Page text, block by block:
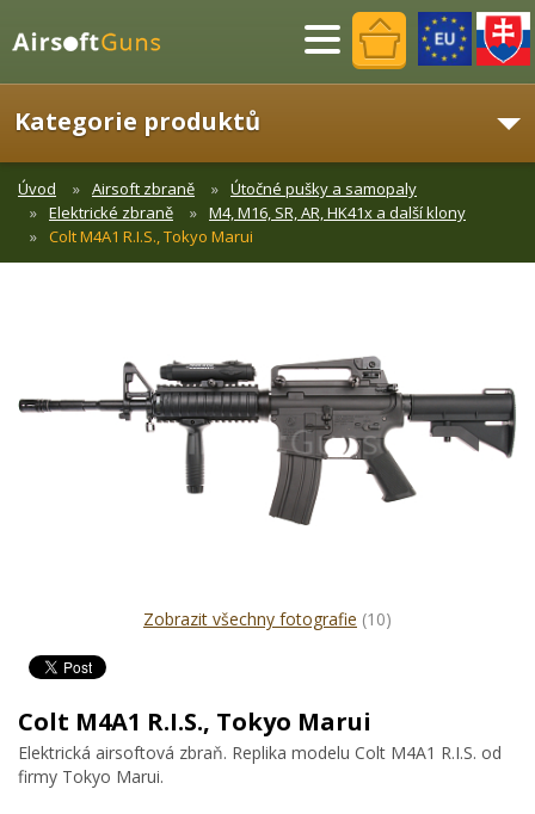
Menu
Kategorie produktů
Úvod Airsoft zbraně
Útočné pušky a samopaly
Elektrické zbraně
M4, M16, SR, AR, HK41x a další klony
Colt M4A1 R.I.S., Tokyo Marui
Zobrazit všechny fotografie (10)
Colt M4A1 R.I.S., Tokyo Marui
Elektrická airsoftová zbraň. Replika modelu Colt M4A1 R.I.S. od
firmy Tokyo Marui.